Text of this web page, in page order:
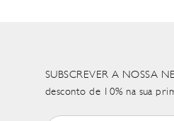
SUBSCREVER A NOSSA
desconto de 10% na sua